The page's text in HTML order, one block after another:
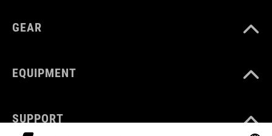
GEAR
EQUIPMENT
SUPPORT